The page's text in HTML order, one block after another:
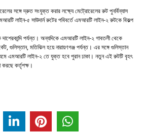
সঙ্গে দ্রুত সংযুক্ত করার লক্ষ্যে মেট্রোরেলের রুট পুনর্বিন্যাস
লাইন-৫ সাউদার্ন রুটের পবিবর্তে এমআরটি লাইন-২ রুটকে বিকল্প
পর্যন্ত। অন্যদিকে এমআরটি লাইন-২ গাবতলী থেকে
গুলিস্তান, মতিঝিল হয়ে নারায়ণগঞ্জ পর্যন্ত। এর সঙ্গে গুলিস্তান
এমআরটি লাইন-২ তে যুক্ত হবে পুরান ঢাকা। নতুন এই রুটটি বৃহৎ
করছে কর্তৃপক্ষ।